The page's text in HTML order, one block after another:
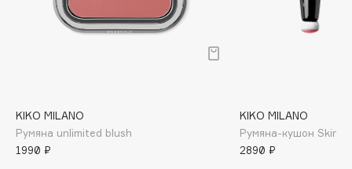
Banderas
Basicare
Batiste
KIKO MILANO
Румяна unlimited blush
1990 ₽
KIKO MILANO
Румяна-кушон Skin
2890 ₽